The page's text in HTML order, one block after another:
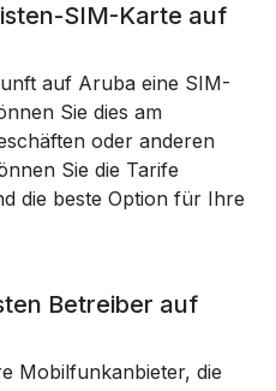
SIM-Karte auf
auf Aruba eine SIM-
Sie dies am
oder anderen
Sie die Tarife
die beste Option für Ihre
Betreiber auf
Mobilfunkanbieter, die